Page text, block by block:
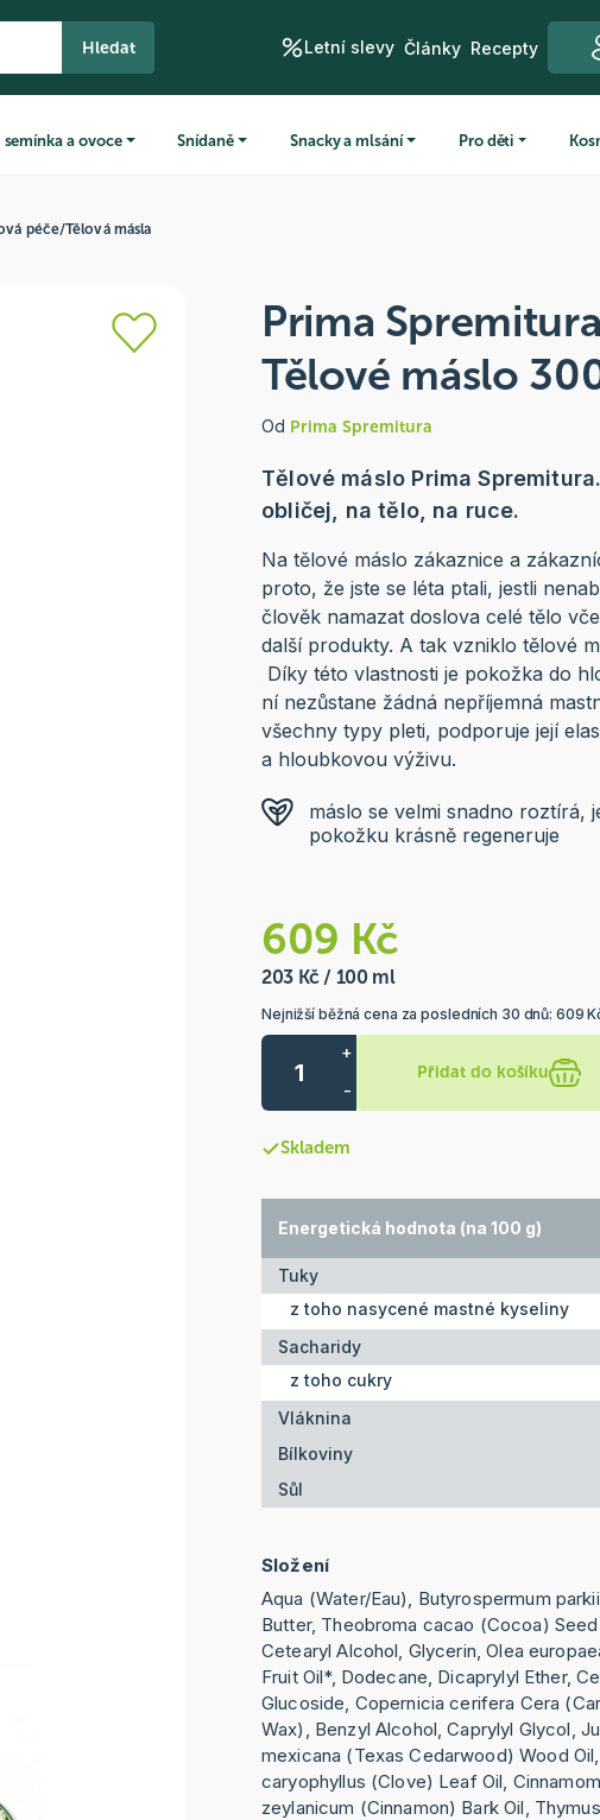
Hledat Letní slevy Články Recepty
a ovoce Snídaně Snacky a mlsání Pro děti
péče/Tělová másla
Prima Spremitura
Tělové máslo
Od Prima Spremitura
Tělové máslo Prima
obličej, na tělo, na ruce.
Na tělové máslo zákaznice a
proto, že jste se léta ptali, jestli
člověk namazat doslova celé tělo
další produkty. A tak vzniklo tělové
Díky této vlastnosti je pokožka do
ní nezůstane žádná nepříjemná
všechny typy pleti, podporuje její
a hloubkovou výživu.
máslo se velmi snadno roztírá,
pokožku krásně regeneruje
609 Kč
203 Kč / 100 ml
Nejnižší běžná cena za posledních 30 dnů: 609
+
-
Přidat do košíku
Skladem
Energetická hodnota (na 100 g)
Tuky
z toho nasycené mastné kyseliny
Sacharidy
z toho cukry
Vláknina
Bílkoviny
Sůl
Složení
Aqua (Water/Eau), Butyrospermum
Butter, Theobroma cacao (Cocoa) Seed
Cetearyl Alcohol, Glycerin, Olea
Fruit Oil*, Dodecane, Dicaprylyl Ether,
Glucoside, Copernicia cerifera Cera
Wax), Benzyl Alcohol, Caprylyl Glycol,
mexicana (Texas Cedarwood) Wood Oil,
caryophyllus (Clove) Leaf Oil,
zeylanicum (Cinnamon) Bark Oil,